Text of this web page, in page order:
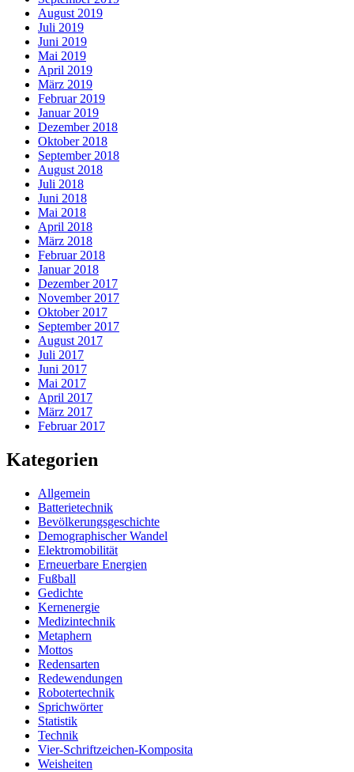
August 2019
Juli 2019
Juni 2019
Mai 2019
April 2019
März 2019
Februar 2019
Januar 2019
Dezember 2018
Oktober 2018
September 2018
August 2018
Juli 2018
Juni 2018
Mai 2018
April 2018
März 2018
Februar 2018
Januar 2018
Dezember 2017
November 2017
Oktober 2017
September 2017
August 2017
Juli 2017
Juni 2017
Mai 2017
April 2017
März 2017
Februar 2017
Kategorien
Allgemein
Batterietechnik
Bevölkerungsgeschichte
Demographischer Wandel
Elektromobilität
Erneuerbare Energien
Fußball
Gedichte
Kernenergie
Medizintechnik
Metaphern
Mottos
Redensarten
Redewendungen
Robotertechnik
Sprichwörter
Statistik
Technik
Vier-Schriftzeichen-Komposita
Weisheiten